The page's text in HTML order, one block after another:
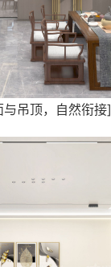
与吊顶，自然衔接]